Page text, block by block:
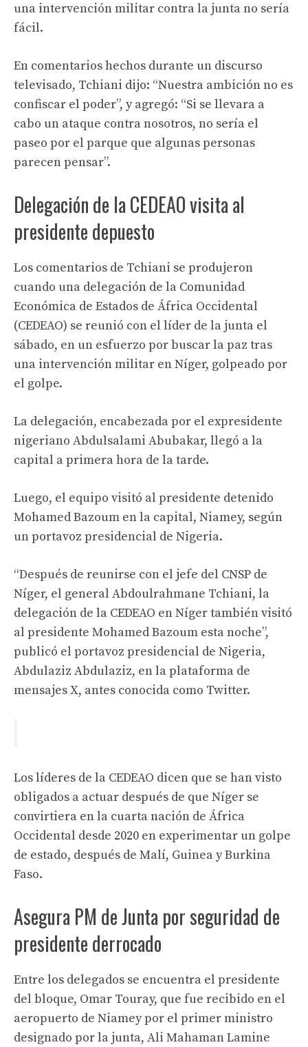
una intervención militar contra la junta no sería
fácil.
En comentarios hechos durante un discurso
televisado, Tchiani dijo: “Nuestra ambición no es
confiscar el poder”, y agregó: “Si se llevara a
cabo un ataque contra nosotros, no sería el
paseo por el parque que algunas personas
parecen pensar”.
Delegación de la CEDEAO visita al
presidente depuesto
Los comentarios de Tchiani se produjeron
cuando una delegación de la Comunidad
Económica de Estados de África Occidental
(CEDEAO) se reunió con el líder de la junta el
sábado, en un esfuerzo por buscar la paz tras
una intervención militar en Níger, golpeado por
el golpe.
La delegación, encabezada por el expresidente
nigeriano Abdulsalami Abubakar, llegó a la
capital a primera hora de la tarde.
Luego, el equipo visitó al presidente detenido
Mohamed Bazoum en la capital, Niamey, según
un portavoz presidencial de Nigeria.
“Después de reunirse con el jefe del CNSP de
Níger, el general Abdoulrahmane Tchiani, la
delegación de la CEDEAO en Níger también visitó
al presidente Mohamed Bazoum esta noche”,
publicó el portavoz presidencial de Nigeria,
Abdulaziz Abdulaziz, en la plataforma de
mensajes X, antes conocida como Twitter.
Los líderes de la CEDEAO dicen que se han visto
obligados a actuar después de que Níger se
convirtiera en la cuarta nación de África
Occidental desde 2020 en experimentar un golpe
de estado, después de Malí, Guinea y Burkina
Faso.
Asegura PM de Junta por seguridad de
presidente derrocado
Entre los delegados se encuentra el presidente
del bloque, Omar Touray, que fue recibido en el
aeropuerto de Niamey por el primer ministro
designado por la junta, Ali Mahaman Lamine